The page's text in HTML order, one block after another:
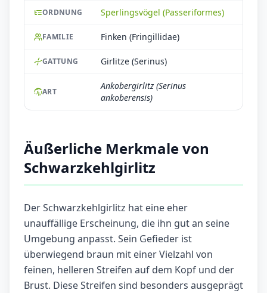
ORDNUNG Sperlingsvögel (Passeriformes)
FAMILIE Finken (Fringillidae)
GATTUNG Girlitze (Serinus)
ART
Ankobergirlitz (Serinus
ankoberensis)
Äußerliche Merkmale von
Schwarzkehlgirlitz
Der Schwarzkehlgirlitz hat eine eher
unauffällige Erscheinung, die ihn gut an seine
Umgebung anpasst. Sein Gefieder ist
überwiegend braun mit einer Vielzahl von
feinen, helleren Streifen auf dem Kopf und der
Brust. Diese Streifen sind besonders ausgeprägt